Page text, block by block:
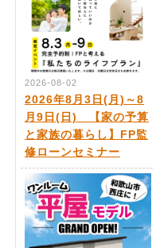
2026-08-02
2026年8月3日(月)～8
月9日(日) 【家の予算
と家族の暮らし】FP監
修ローンセミナー